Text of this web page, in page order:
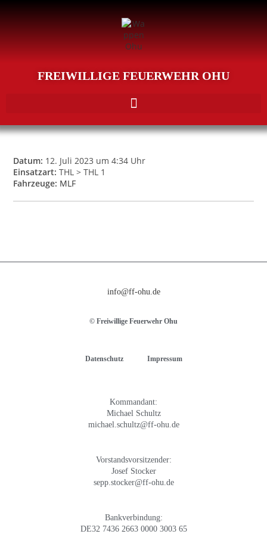
FREIWILLIGE FEUERWEHR OHU
Datum: 12. Juli 2023 um 4:34 Uhr
Einsatzart: THL > THL 1
Fahrzeuge: MLF
info@ff-ohu.de
© Freiwillige Feuerwehr Ohu
Datenschutz Impressum
Kommandant:
Michael Schultz
michael.schultz@ff-ohu.de
Vorstandsvorsitzender:
Josef Stocker
sepp.stocker@ff-ohu.de
Bankverbindung:
DE32 7436 2663 0000 3003 65